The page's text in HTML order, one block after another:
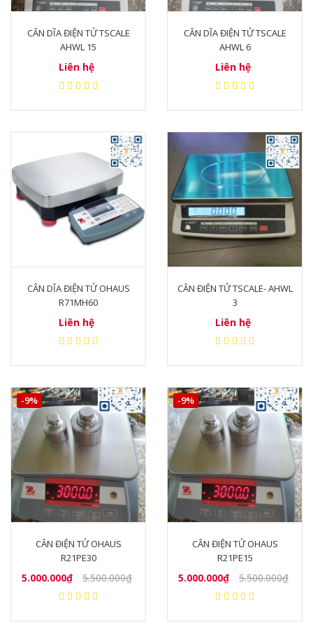
CÂN DĨA ĐIỆN TỬ TSCALE
AHWL 15
Liên hệ
CÂN DĨA ĐIỆN TỬ TSCALE
AHWL 6
Liên hệ
CÂN DĨA ĐIỆN TỬ OHAUS
R71MH60
Liên hệ
CÂN ĐIỆN TỬ TSCALE- AHWL
3
Liên hệ
-9%
CÂN ĐIỆN TỬ OHAUS
R21PE30
5.000.000₫ 5.500.000₫
-9%
CÂN ĐIỆN TỬ OHAUS
R21PE15
5.000.000₫ 5.500.000₫